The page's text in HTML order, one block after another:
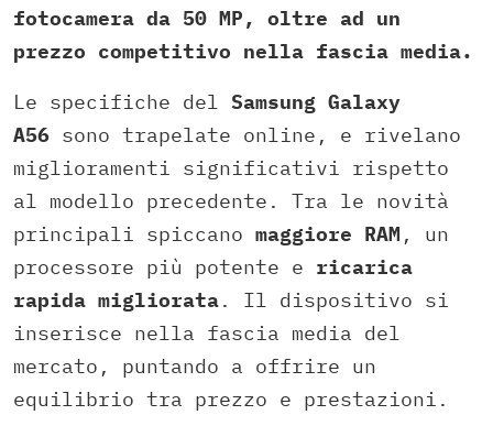
fotocamera da 50 MP, oltre ad un
prezzo competitivo nella fascia media.
Le specifiche del Samsung Galaxy
A56 sono trapelate online, e rivelano
miglioramenti significativi rispetto
al modello precedente. Tra le novità
principali spiccano maggiore RAM , un
processore più potente e ricarica
rapida migliorata. Il dispositivo si
inserisce nella fascia media del
mercato, puntando a offrire un
equilibrio tra prezzo e prestazioni.